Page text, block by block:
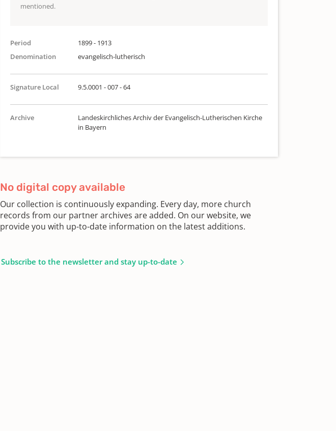
mentioned.
Period
1899 - 1913
Denomination
evangelisch-lutherisch
Signature Local 9.5.0001 - 007 - 64
Archive
Landeskirchliches Archiv der Evangelisch-Lutherischen Kirche
in Bayern
No digital copy available
Our collection is continuously expanding. Every day, more church
records from our partner archives are added. On our website, we
provide you with up-to-date information on the latest additions.
Subscribe to the newsletter and stay up-to-date